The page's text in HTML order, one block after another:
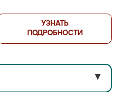
УЗНАТЬ
ПОДРОБНОСТИ
▼